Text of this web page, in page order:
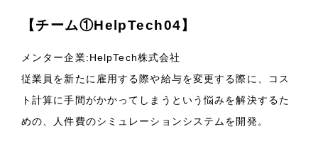
【チーム①HelpTech04】
メンター企業:HelpTech株式会社
従業員を新たに雇用する際や給与を変更する際に、コス
ト計算に手間がかかってしまうという悩みを解決するた
めの、人件費のシミュレーションシステムを開発。